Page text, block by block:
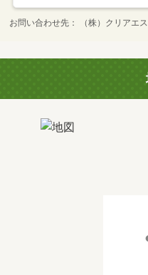
お問い合わせ先 （株）クリア